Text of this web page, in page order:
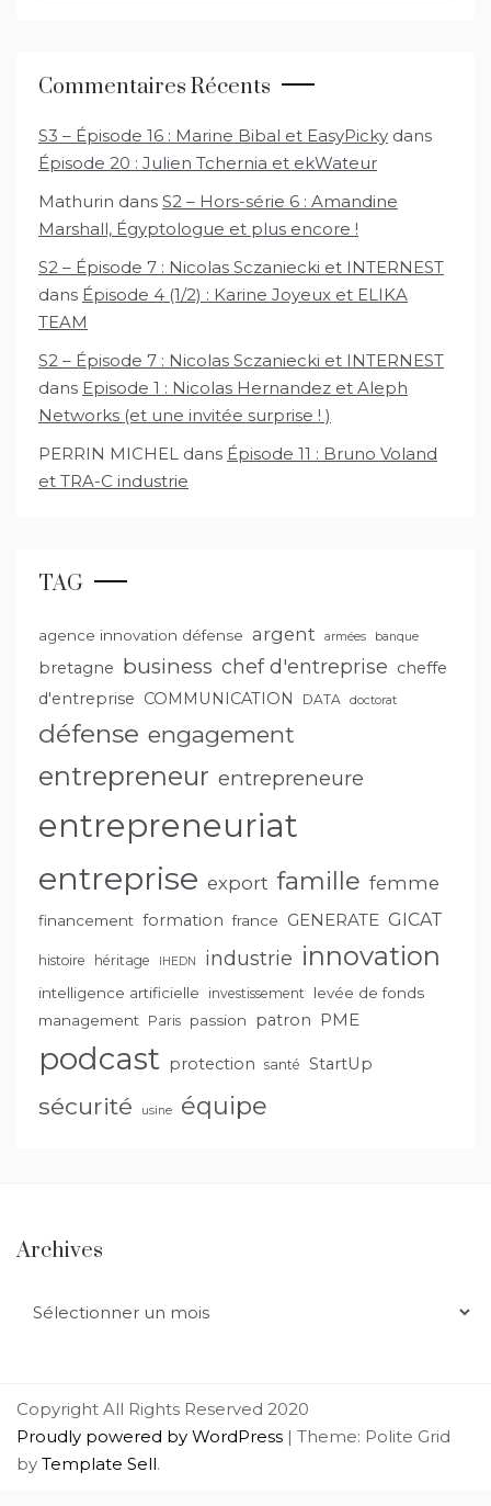
Commentaires Récents
S3 – Épisode 16 : Marine Bibal et EasyPicky dans
Épisode 20 : Julien Tchernia et ekWateur
Mathurin dans S2 – Hors-série 6 : Amandine
Marshall, Égyptologue et plus encore !
S2 – Épisode 7 : Nicolas Sczaniecki et INTERNEST
dans Épisode 4 (1/2) : Karine Joyeux et ELIKA
TEAM
S2 – Épisode 7 : Nicolas Sczaniecki et INTERNEST
dans Episode 1 : Nicolas Hernandez et Aleph
Networks (et une invitée surprise ! )
PERRIN MICHEL dans Épisode 11 : Bruno Voland
et TRA-C industrie
TAG
agence innovation défense argent armées banque
bretagne business chef d'entreprise cheffe
d'entreprise COMMUNICATION DATA doctorat
défense engagement
entrepreneur entrepreneure
entrepreneuriat
entreprise export famille femme
financement formation france GENERATE GICAT
histoire héritage IHEDN industrie innovation
intelligence artificielle investissement
levée de fonds
management
Paris passion patron PME
podcast protection santé StartUp
sécurité usine équipe
Archives
Copyright All Rights Reserved 2020
Proudly powered by WordPress | Theme: Polite Grid
by Template Sell.